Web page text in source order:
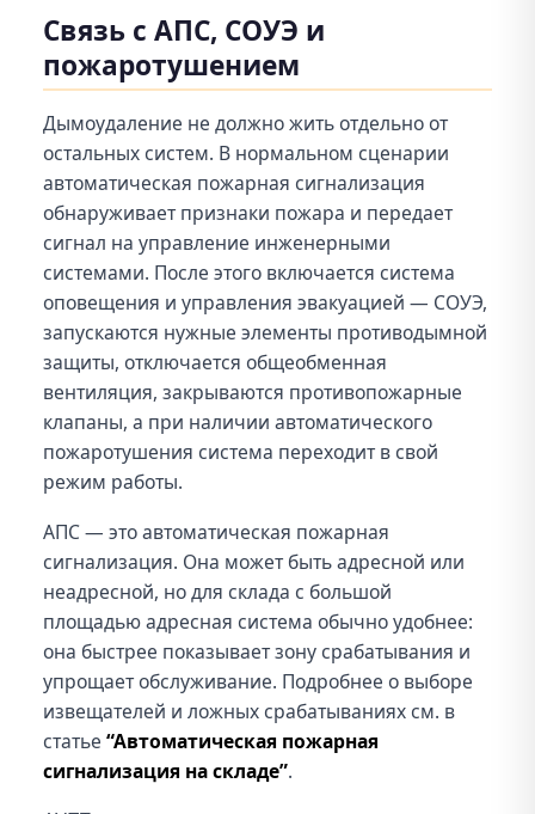
Связь с АПС, СОУЭ и
пожаротушением
Дымоудаление не должно жить отдельно от
остальных систем. В нормальном сценарии
автоматическая пожарная сигнализация
обнаруживает признаки пожара и передает
сигнал на управление инженерными
системами. После этого включается система
оповещения и управления эвакуацией — СОУЭ,
запускаются нужные элементы противодымной
защиты, отключается общеобменная
вентиляция, закрываются противопожарные
клапаны, а при наличии автоматического
пожаротушения система переходит в свой
режим работы.
АПС — это автоматическая пожарная
сигнализация. Она может быть адресной или
неадресной, но для склада с большой
площадью адресная система обычно удобнее:
она быстрее показывает зону срабатывания и
упрощает обслуживание. Подробнее о выборе
извещателей и ложных срабатываниях см. в
статье “Автоматическая пожарная
сигнализация на складе”.